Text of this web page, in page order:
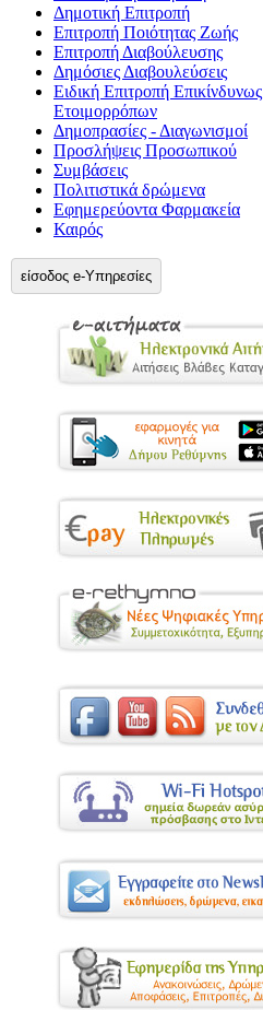
Δημοτική Επιτροπή
Επιτροπή Ποιότητας Ζωής
Επιτροπή Διαβούλευσης
Δημόσιες Διαβουλεύσεις
Ειδική Επιτροπή Επικίνδυνως
Ετοιμορρόπων
Δημοπρασίες - Διαγωνισμοί
Προσλήψεις Προσωπικού
Συμβάσεις
Πολιτιστικά δρώμενα
Εφημερεύοντα Φαρμακεία
Καιρός
είσοδος e-Υπηρεσίες